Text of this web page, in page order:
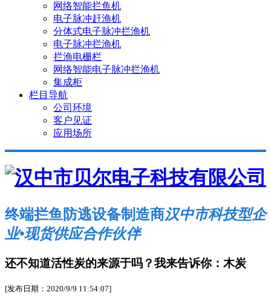
网络智能拦鱼机
电子脉冲赶渔机
分体式电子脉冲拦渔机
电子脉冲拦渔机
拦渔电栅栏
网络智能电子脉冲拦渔机
集成柜
栏目导航
公司环境
客户见证
应用场所
终端拦鱼防逃设备制造商汉中市科技型企
业•现货供应合作伙伴
还不知道活性炭的来源于吗？我来告诉你：木炭
[发布日期：2020/9/9 11:54:07]